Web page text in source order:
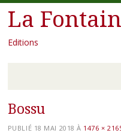
La
Editions
Aller
au
Bossu
PUBLIÉ 18 MAI 2018 À 1476 ×